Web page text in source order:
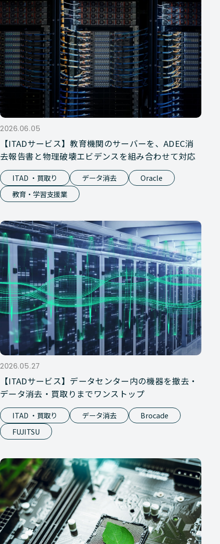
2026.06.05
【ITADサービス】教育機関のサーバーを、ADEC消
去報告書と物理破壊エビデンスを組み合わせて対応
ITAD ・買取り データ消去
Oracle
教育・学習支援業
2026.05.27
【ITADサービス】データセンター内の機器を撤去・
データ消去・買取りまでワンストップ
ITAD ・買取り データ消去
Brocade
FUJITSU